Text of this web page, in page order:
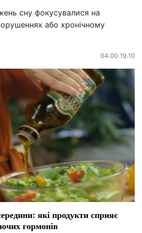
сну фокусувалися на
або хронічному
04:00 19.10
які продукти сприяє
гормонів